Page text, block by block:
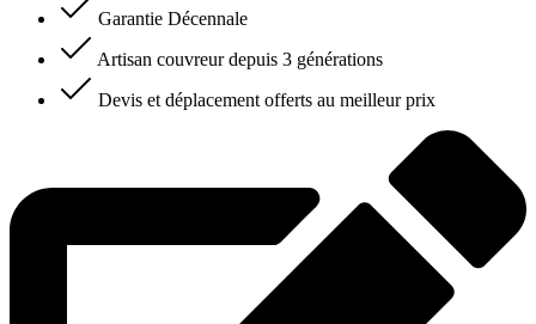
Garantie Décennale
Artisan couvreur depuis 3 générations
Devis et déplacement offerts au meilleur prix